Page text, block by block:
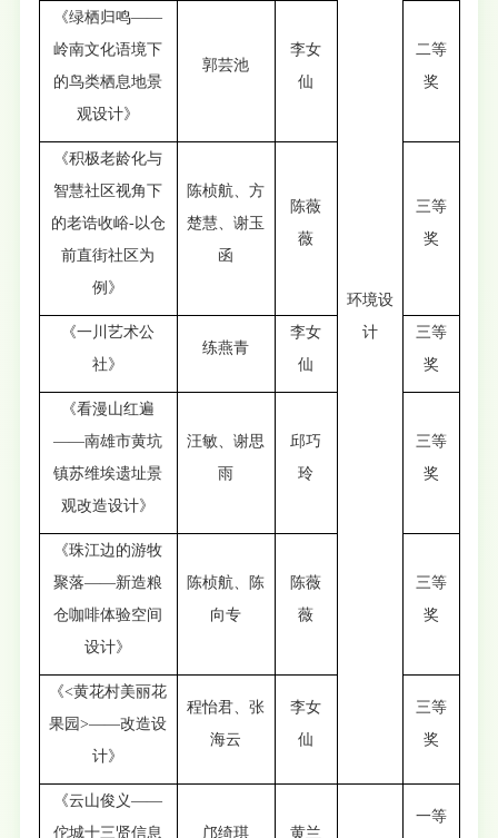
环境设
计
《绿栖归鸣——
岭南文化语境下
的鸟类栖息地景
观设计》
郭芸池
李女
仙
二等
奖
《积极老龄化与
智慧社区视角下
的老诰收峪-以仓
前直街社区为
例》
陈桢航、方
楚慧、谢玉
函
陈薇
薇
三等
奖
《一川艺术公
社》
练燕青
李女
仙
三等
奖
《看漫山红遍
——南雄市黄坑
镇苏维埃遗址景
观改造设计》
汪敏、谢思
雨
邱巧
玲
三等
奖
《珠江边的游牧
聚落——新造粮
仓咖啡体验空间
设计》
陈桢航、陈
向专
陈薇
薇
三等
奖
《<黄花村美丽花
果园>——改造设
计》
程怡君、张
海云
李女
仙
三等
奖
《云山俊义——
佗城十三贤信息
邝绮琪 黄兰
一等